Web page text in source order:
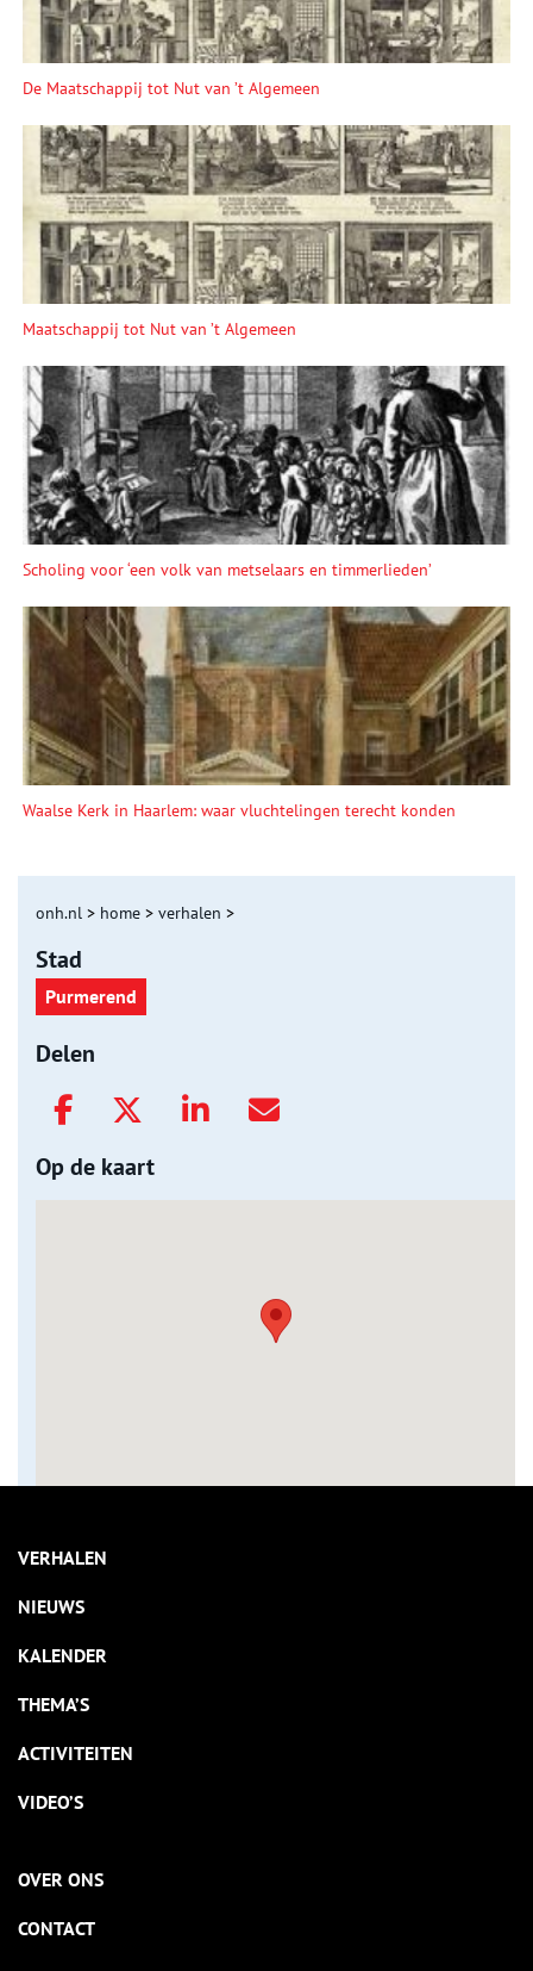
De Maatschappij tot Nut van ’t Algemeen
Maatschappij tot Nut van ’t Algemeen
Scholing voor ‘een volk van metselaars en timmerlieden’
Waalse Kerk in Haarlem: waar vluchtelingen terecht konden
onh.nl > home > verhalen >
Stad
Purmerend
Delen
Op de kaart
VERHALEN
NIEUWS
KALENDER
THEMA’S
ACTIVITEITEN
VIDEO’S
OVER ONS
CONTACT